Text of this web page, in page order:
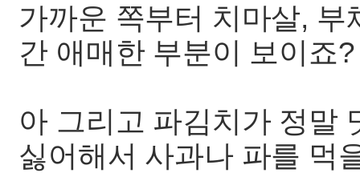
가까운 쪽부터 치마살,
간 애매한 부분이 보이죠
아 그리고 파김치가 정말
싫어해서 사과나 파를 먹